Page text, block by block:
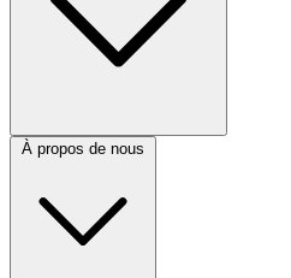
À propos de nous